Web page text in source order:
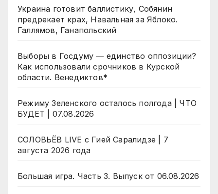
Украина готовит баллистику, Собянин
предрекает крах, Навальная за Яблоко.
Галлямов, Ганапольский
Выборы в Госдуму — единство оппозиции?
Как использовали срочников в Курской
области. Венедиктов*
Режиму Зеленского осталось полгода | ЧТО
БУДЕТ | 07.08.2026
СОЛОВЬЁВ LIVE с Гией Саралидзе | 7
августа 2026 года
Большая игра. Часть 3. Выпуск от 06.08.2026